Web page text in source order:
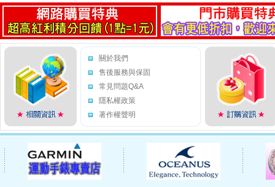
關於我們
售後服務與保固
常見問題Q&A
隱私權政策
著作權聲明